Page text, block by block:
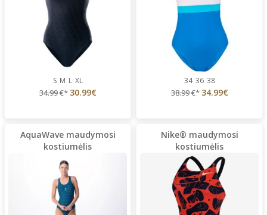
S M L XL
34.99€* 30.99€
34 36 38
38.99€* 34.99€
AquaWave maudymosi
kostiumėlis
Nike® maudymosi
kostiumėlis